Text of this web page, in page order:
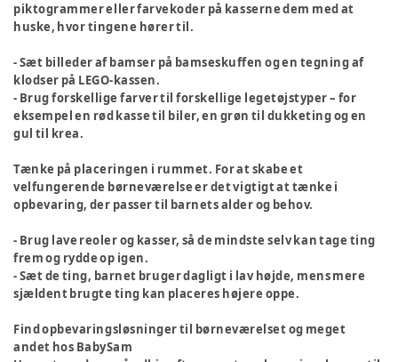
piktogrammer eller farvekoder på kasserne dem med at
huske, hvor tingene hører til.
- Sæt billeder af bamser på bamseskuffen og en tegning af
klodser på LEGO-kassen.
- Brug forskellige farver til forskellige legetøjstyper – for
eksempel en rød kasse til biler, en grøn til dukketing og en
gul til krea.
Tænke på placeringen i rummet. For at skabe et
velfungerende børneværelse er det vigtigt at tænke i
opbevaring, der passer til barnets alder og behov.
- Brug lave reoler og kasser, så de mindste selv kan tage ting
frem og rydde op igen.
- Sæt de ting, barnet bruger dagligt i lav højde, mens mere
sjældent brugte ting kan placeres højere oppe.
Find opbevaringsløsninger til børneværelset og meget
andet hos BabySam